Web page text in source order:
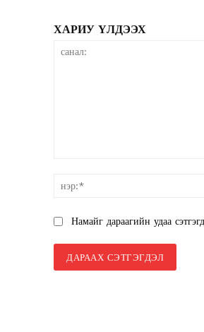
ХАРИУ ҮЛДЭЭХ
Намайг дараагийн удаа